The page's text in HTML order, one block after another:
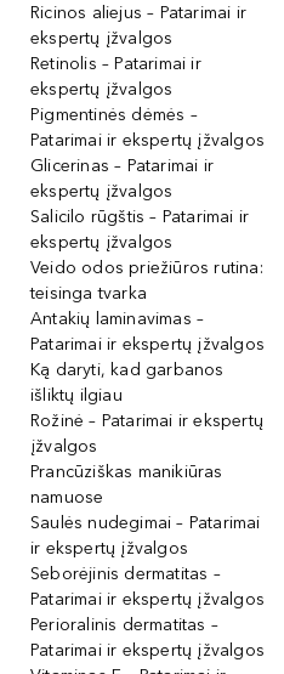
Ricinos aliejus – Patarimai ir
ekspertų įžvalgos
Retinolis – Patarimai ir
ekspertų įžvalgos
Pigmentinės dėmės –
Patarimai ir ekspertų įžvalgos
Glicerinas – Patarimai ir
ekspertų įžvalgos
Salicilo rūgštis – Patarimai ir
ekspertų įžvalgos
Veido odos priežiūros rutina:
teisinga tvarka
Antakių laminavimas –
Patarimai ir ekspertų įžvalgos
Ką daryti, kad garbanos
išliktų ilgiau
Rožinė – Patarimai ir ekspertų
įžvalgos
Prancūziškas manikiūras
namuose
Saulės nudegimai – Patarimai
ir ekspertų įžvalgos
Seborėjinis dermatitas –
Patarimai ir ekspertų įžvalgos
Perioralinis dermatitas –
Patarimai ir ekspertų įžvalgos